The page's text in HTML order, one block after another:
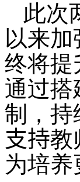
此次
以来
终将提
通过搭
制，持
支持教
为培